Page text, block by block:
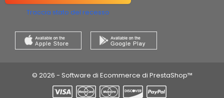
Traccia stato del recesso
© 2026 - Software di Ecommerce di PrestaShop™